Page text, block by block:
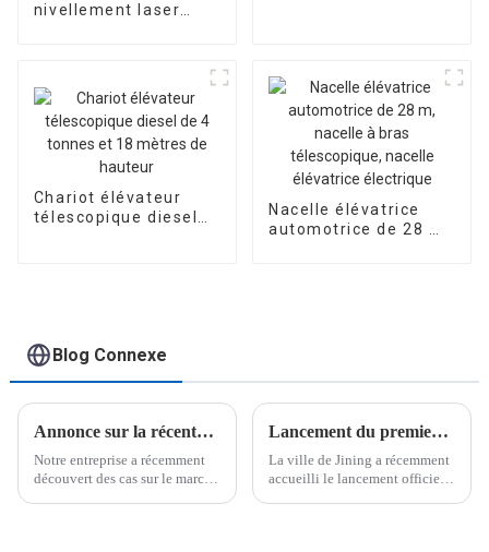
nivellement laser
automatique JB35-30
prend en charge les
ventes d'usine
personnalisées
Chariot élévateur
télescopique diesel
Nacelle élévatrice
automotrice de 28 m,
Blog Connexe
Annonce sur la récente contrefaçon de l'usine Jiubang
Notre entreprise a récemment
découvert des cas sur le marché
Lancement du premier concours de design industriel « Coupe du maire » de Jining
La ville de Jining a récemment
accueilli le lancement officiel